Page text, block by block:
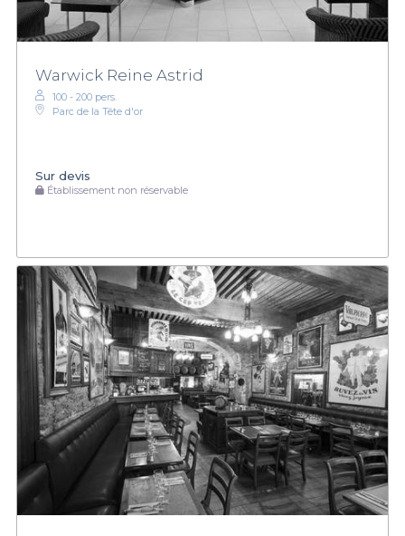
Warwick Reine Astrid
100 - 200 pers.
Parc de la Tête d'or
Sur devis
Établissement non réservable